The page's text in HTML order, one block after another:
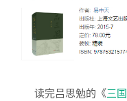
读完吕思勉的《三国